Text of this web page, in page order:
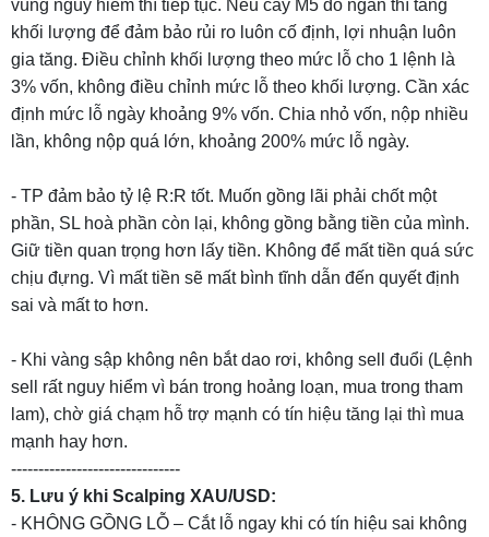
vùng nguy hiểm thì tiếp tục. Nếu cây M5 đó ngắn thì tăng
khối lượng để đảm bảo rủi ro luôn cố định, lợi nhuận luôn
gia tăng. Điều chỉnh khối lượng theo mức lỗ cho 1 lệnh là
3% vốn, không điều chỉnh mức lỗ theo khối lượng. Cần xác
định mức lỗ ngày khoảng 9% vốn. Chia nhỏ vốn, nộp nhiều
lần, không nộp quá lớn, khoảng 200% mức lỗ ngày.
- TP đảm bảo tỷ lệ R:R tốt. Muốn gồng lãi phải chốt một
phần, SL hoà phần còn lại, không gồng bằng tiền của mình.
Giữ tiền quan trọng hơn lấy tiền. Không để mất tiền quá sức
chịu đựng. Vì mất tiền sẽ mất bình tĩnh dẫn đến quyết định
sai và mất to hơn.
- Khi vàng sập không nên bắt dao rơi, không sell đuổi (Lệnh
sell rất nguy hiểm vì bán trong hoảng loạn, mua trong tham
lam), chờ giá chạm hỗ trợ mạnh có tín hiệu tăng lại thì mua
mạnh hay hơn.
-------------------------------
5. Lưu ý khi Scalping XAU/USD:
- KHÔNG GỒNG LỖ – Cắt lỗ ngay khi có tín hiệu sai không